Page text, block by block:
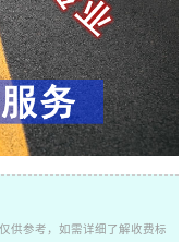
供参考，如需详细了解收费标